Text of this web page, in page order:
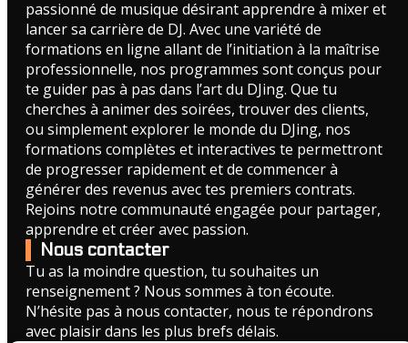
passionné de musique désirant apprendre à mixer et
lancer sa carrière de DJ. Avec une variété de
formations en ligne allant de l’initiation à la maîtrise
professionnelle, nos programmes sont conçus pour
te guider pas à pas dans l’art du DJing. Que tu
cherches à animer des soirées, trouver des clients,
ou simplement explorer le monde du DJing, nos
formations complètes et interactives te permettront
de progresser rapidement et de commencer à
générer des revenus avec tes premiers contrats.
Rejoins notre communauté engagée pour partager,
apprendre et créer avec passion.
Nous contacter
Tu as la moindre question, tu souhaites un
renseignement ? Nous sommes à ton écoute.
N’hésite pas à nous contacter, nous te répondrons
avec plaisir dans les plus brefs délais.